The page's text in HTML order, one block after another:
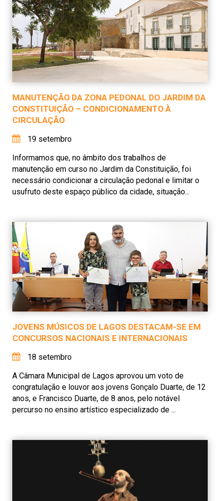
MANUTENÇÃO DA ZONA PEDONAL DO JARDIM DA
CONSTITUIÇÃO – CONDICIONAMENTO À
CIRCULAÇÃO
19 setembro
Informamos que, no âmbito dos trabalhos de
manutenção em curso no Jardim da Constituição, foi
necessário condicionar a circulação pedonal e limitar o
usufruto deste espaço público da cidade, situação...
JOVENS MÚSICOS DE LAGOS DESTACAM-SE EM
CONCURSOS NACIONAIS E INTERNACIONAIS
18 setembro
A Câmara Municipal de Lagos aprovou um voto de
congratulação e louvor aos jovens Gonçalo Duarte, de 12
anos, e Francisco Duarte, de 8 anos, pelo notável
percurso no ensino artístico especializado de ...